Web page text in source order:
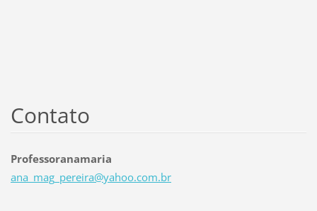
Contato
Professoranamaria
ana_mag_ pereira@yahoo.com.br